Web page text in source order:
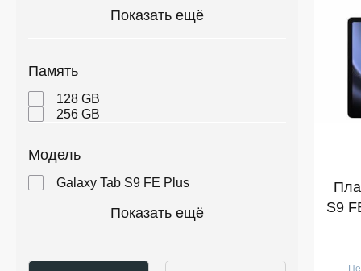
Показать ещё
Память
128 GB
256 GB
Модель
Galaxy Tab S9 FE Plus
Показать ещё
S9